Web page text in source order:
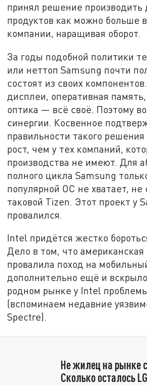
принял решение производить
продуктов как можно больше
компании, наращивая оборот.
За годы подобной политики
или неттоп Samsung почти
состоят из своих
дисплеи, оперативная
оптика — всё своё. Поэтому
синергии. Косвенное
правильности такого
рост, чем у тех компаний,
производства не имеют. Для
полного цикла Samsung
популярной ОС не хватает, не
таковой Tizen. Этот проект у
провалился.
Intel придётся жестко
Дело в том, что американская
провалила поход на
дополнительно ещё и
родном рынке у Intel
(вспоминаем недавние
Spectre).
Не жилец на рынке
Сколько осталось LG